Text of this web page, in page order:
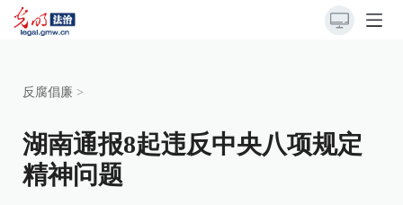
反腐倡廉 >
湖南通报8起违反中央八项规定
精神问题